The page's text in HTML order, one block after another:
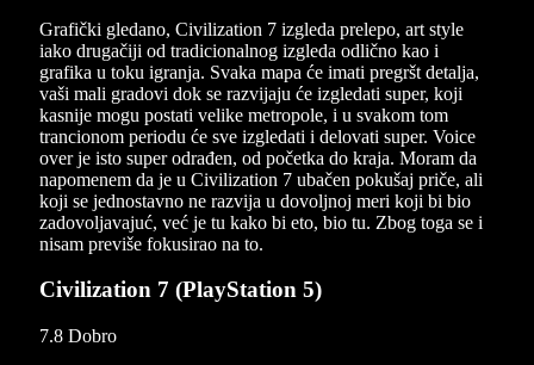
Grafički gledano, Civilization 7 izgleda prelepo, art style
iako drugačiji od tradicionalnog izgleda odlično kao i
grafika u toku igranja. Svaka mapa će imati pregršt detalja,
vaši mali gradovi dok se razvijaju će izgledati super, koji
kasnije mogu postati velike metropole, i u svakom tom
trancionom periodu će sve izgledati i delovati super. Voice
over je isto super odrađen, od početka do kraja. Moram da
napomenem da je u Civilization 7 ubačen pokušaj priče, ali
koji se jednostavno ne razvija u dovoljnoj meri koji bi bio
zadovoljavajuć, već je tu kako bi eto, bio tu. Zbog toga se i
nisam previše fokusirao na to.
Civilization 7 (PlayStation 5)
7.8 Dobro